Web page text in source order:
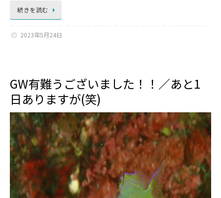
続きを読む
2023年5月24日
GW有難うございました！！／あと1
日ありますが(笑)